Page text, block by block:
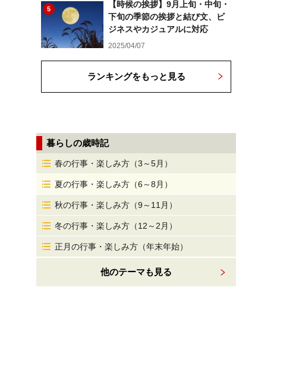
5
【時候の挨拶】9月上旬・中旬・
下旬の季節の挨拶と結び文、ビ
ジネスやカジュアルに対応
2025/04/07
ランキングをもっと見る
暮らしの歳時記
春の行事・楽しみ方（3～5月）
夏の行事・楽しみ方（6～8月）
秋の行事・楽しみ方（9～11月）
冬の行事・楽しみ方（12～2月）
正月の行事・楽しみ方（年末年始）
他のテーマも見る